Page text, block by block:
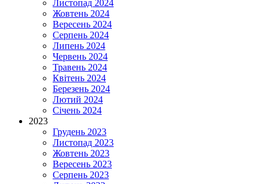
Листопад 2024
Жовтень 2024
Вересень 2024
Серпень 2024
Липень 2024
Червень 2024
Травень 2024
Квітень 2024
Березень 2024
Лютий 2024
Січень 2024
2023
Грудень 2023
Листопад 2023
Жовтень 2023
Вересень 2023
Серпень 2023